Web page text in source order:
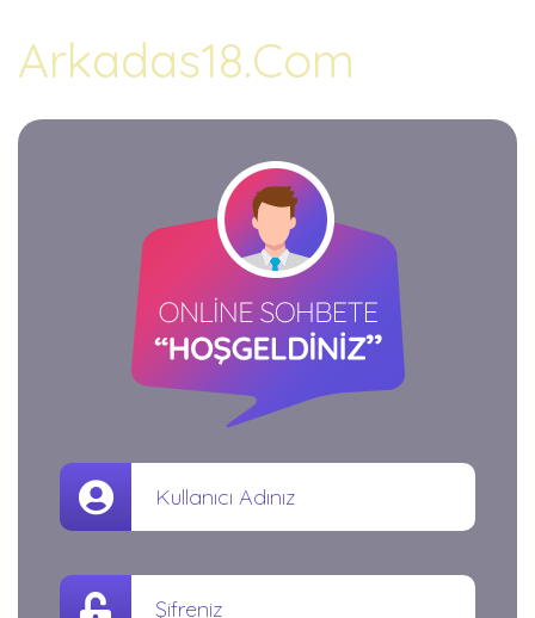
Arkadas18.Com